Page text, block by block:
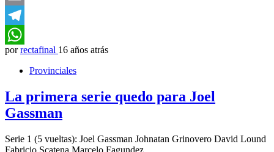
Email
Telegram
WhatsApp
por rectafinal 16 años atrás
Provinciales
La primera serie quedo para Joel
Gassman
Serie 1 (5 vueltas): Joel Gassman Johnatan Grinovero David Lound
Fabricio Scatena Marcelo Fagundez